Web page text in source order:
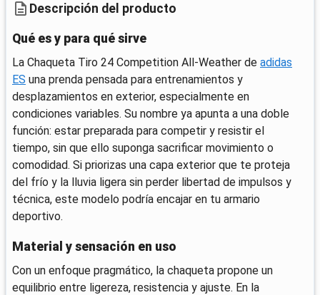
Descripción del producto
Qué es y para qué sirve
La Chaqueta Tiro 24 Competition All-Weather de adidas
ES una prenda pensada para entrenamientos y
desplazamientos en exterior, especialmente en
condiciones variables. Su nombre ya apunta a una doble
función: estar preparada para competir y resistir el
tiempo, sin que ello suponga sacrificar movimiento o
comodidad. Si priorizas una capa exterior que te proteja
del frío y la lluvia ligera sin perder libertad de impulsos y
técnica, este modelo podría encajar en tu armario
deportivo.
Material y sensación en uso
Con un enfoque pragmático, la chaqueta propone un
equilibrio entre ligereza, resistencia y ajuste. En la